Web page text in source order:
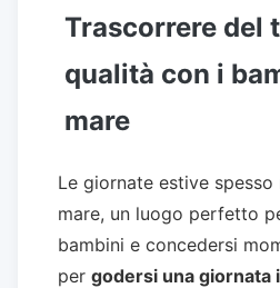
Trascorrere del
qualità con i
mare
Le giornate estive
mare, un luogo perfetto
bambini e concedersi
per godersi una giornata